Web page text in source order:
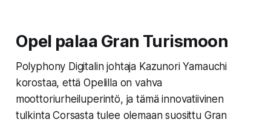
Opel palaa Gran Turismoon
Polyphony Digitalin johtaja Kazunori Yamauchi
korostaa, että Opelilla on vahva
moottoriurheiluperintö, ja tämä innovatiivinen
tulkinta Corsasta tulee olemaan suosittu Gran